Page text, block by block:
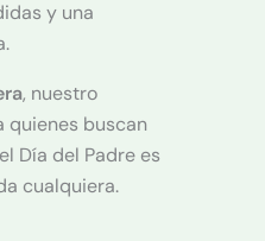
y una
, nuestro
quienes buscan
Día del Padre es
cualquiera.